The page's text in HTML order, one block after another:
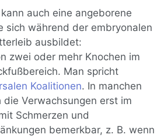
auch eine angeborene
sich während der embryonalen
ausbildet:
zwei oder mehr Knochen im
Man spricht
Koalitionen. In manchen
die Verwachsungen erst im
Schmerzen und
bemerkbar, z. B. wenn